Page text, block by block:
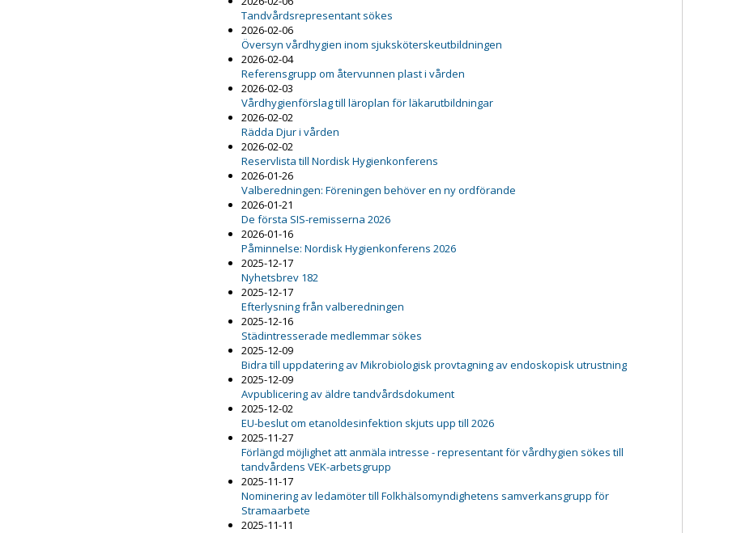
Tandvårdsrepresentant sökes
2026-02-06
Översyn vårdhygien inom sjuksköterskeutbildningen
2026-02-04
Referensgrupp om återvunnen plast i vården
2026-02-03
Vårdhygienförslag till läroplan för läkarutbildningar
2026-02-02
Rädda Djur i vården
2026-02-02
Reservlista till Nordisk Hygienkonferens
2026-01-26
Valberedningen: Föreningen behöver en ny ordförande
2026-01-21
De första SIS-remisserna 2026
2026-01-16
Påminnelse: Nordisk Hygienkonferens 2026
2025-12-17
Nyhetsbrev 182
2025-12-17
Efterlysning från valberedningen
2025-12-16
Städintresserade medlemmar sökes
2025-12-09
Bidra till uppdatering av Mikrobiologisk provtagning av endoskopisk utrustning
2025-12-09
Avpublicering av äldre tandvårdsdokument
2025-12-02
EU-beslut om etanoldesinfektion skjuts upp till 2026
2025-11-27
Förlängd möjlighet att anmäla intresse - representant för vårdhygien sökes till
tandvårdens VEK-arbetsgrupp
2025-11-17
Nominering av ledamöter till Folkhälsomyndighetens samverkansgrupp för
Stramaarbete
2025-11-11